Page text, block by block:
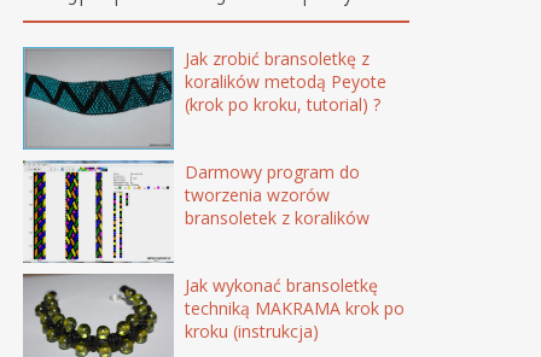
Jak zrobić bransoletkę z
koralików metodą Peyote
(krok po kroku, tutorial) ?
Darmowy program do
tworzenia wzorów
bransoletek z koralików
Jak wykonać bransoletkę
techniką MAKRAMA krok po
kroku (instrukcja)